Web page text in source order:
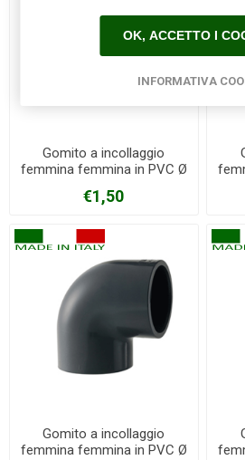
Gomito a incollaggio
femmina femmina in PVC Ø
€1,50
Gomito a incollaggio
femmina femmina in PVC Ø
OK, ACCETTO I
INFORMATIVA